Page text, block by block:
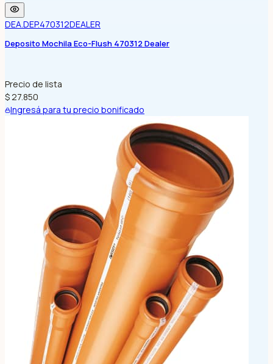
DEA.DEP.470312DEALER
Deposito Mochila Eco-Flush 470312 Dealer
Precio de lista
$ 27.850
Ingresá para tu precio bonificado